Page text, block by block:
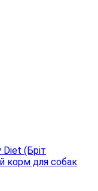
(Бріт
корм для собак